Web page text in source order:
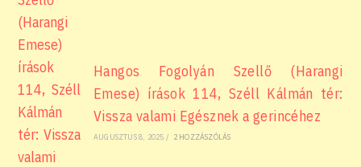
Hangos Fogolyán Szellő (Harangi
Emese) írások 114, Széll Kálmán tér:
Vissza valami Egésznek a gerincéhez
AUGUSZTUS 8, 2025 / 2 HOZZÁSZÓLÁS